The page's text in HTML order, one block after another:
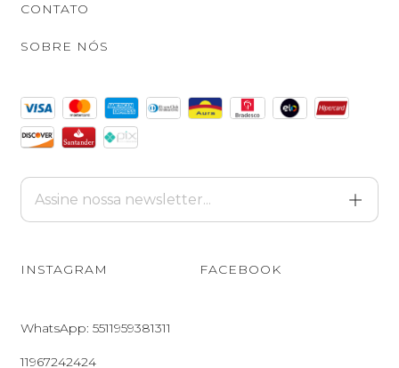
CONTATO
SOBRE NÓS
INSTAGRAM FACEBOOK
WhatsApp: 5511959381311
11967242424